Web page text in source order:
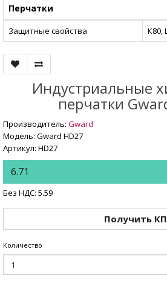
Перчатки
Защитные свойства К80,
Индустриальные
перчатки
Производитель: Gward
Модель: Gward HD27
Артикул: HD27
6.71
Без НДС: 5.59
Получить КП
Количество